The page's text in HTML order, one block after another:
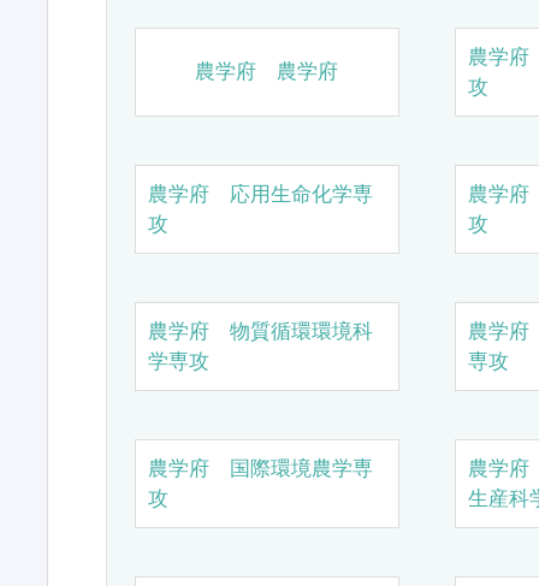
農学府 農学府
農学
攻
農学府 応用生命化学専
攻
農学
攻
農学府 物質循環環境科
学専攻
農学
専攻
農学府 国際環境農学専
攻
農学
生産科